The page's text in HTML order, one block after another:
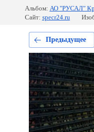
Альбом: АО "РУСАЛ"
Сайт: specr24.ru
Предыдущее